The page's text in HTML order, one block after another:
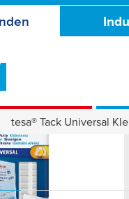
tesa® Tack Universal